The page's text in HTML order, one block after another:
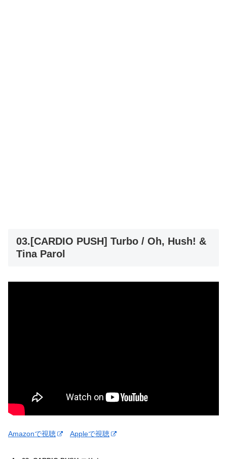
03.[CARDIO PUSH] Turbo / Oh, Hush! &
Tina Parol
Amazonで視聴 Appleで視聴